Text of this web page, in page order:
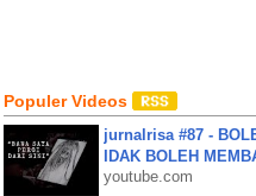
Populer Videos
jurnalrisa #87 -
IDAK BOLEH
youtube.com